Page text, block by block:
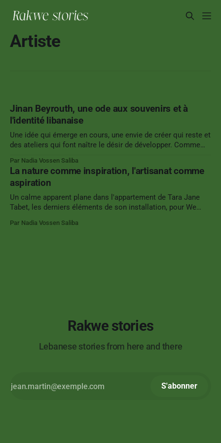
Artiste
Jinan Beyrouth, une ode aux souvenirs et à
l'identité libanaise
Une idée qui émerge en cours, une envie de créer qui reste et
des ateliers qui font naître le désir de développer. Comme
deux ans, Jinan Jadayel développe ses bijoux à l'image du
glamour arabe.
Par Nadia Vossen Saliba
La nature comme inspiration, l'artisanat comme
aspiration
Un calme apparent plane dans l'appartement de Tara Jane
Tabet, les derniers éléments de son installation, pour We
lieux emblématiques de la ville regroupant des artistes aux
Par Nadia Vossen Saliba
Rakwe stories
Lebanese stories from here and there
S'abonner